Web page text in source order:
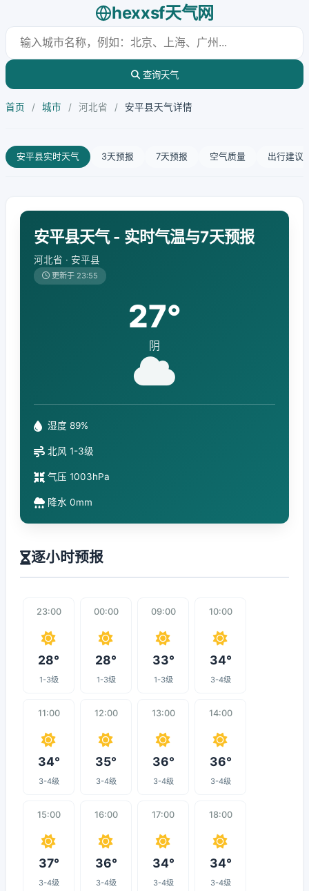
hexxsf天气网
查询天气
首页 / 城市 / 河北省 / 安平县天气详情
安平县实时天气 3天预报 7天预报 空气质量 出行建议
安平县天气 - 实时气温与7天预报
河北省 · 安平县
更新于 23:55
27°
阴
湿度 89%
北风 1-3级
气压 1003hPa
降水 0mm
逐小时预报
23:00
28°
1-3级
00:00
28°
1-3级
09:00
33°
1-3级
10:00
34°
3-4级
11:00
34°
3-4级
12:00
35°
3-4级
13:00
36°
3-4级
14:00
36°
3-4级
15:00
37°
3-4级
16:00
36°
3-4级
17:00
34°
3-4级
18:00
34°
3-4级